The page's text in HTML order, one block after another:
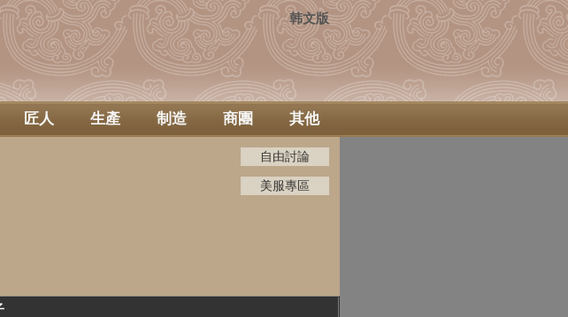
韩文版
匠人 生產 制造 商團 其他
自由討論
美服專區